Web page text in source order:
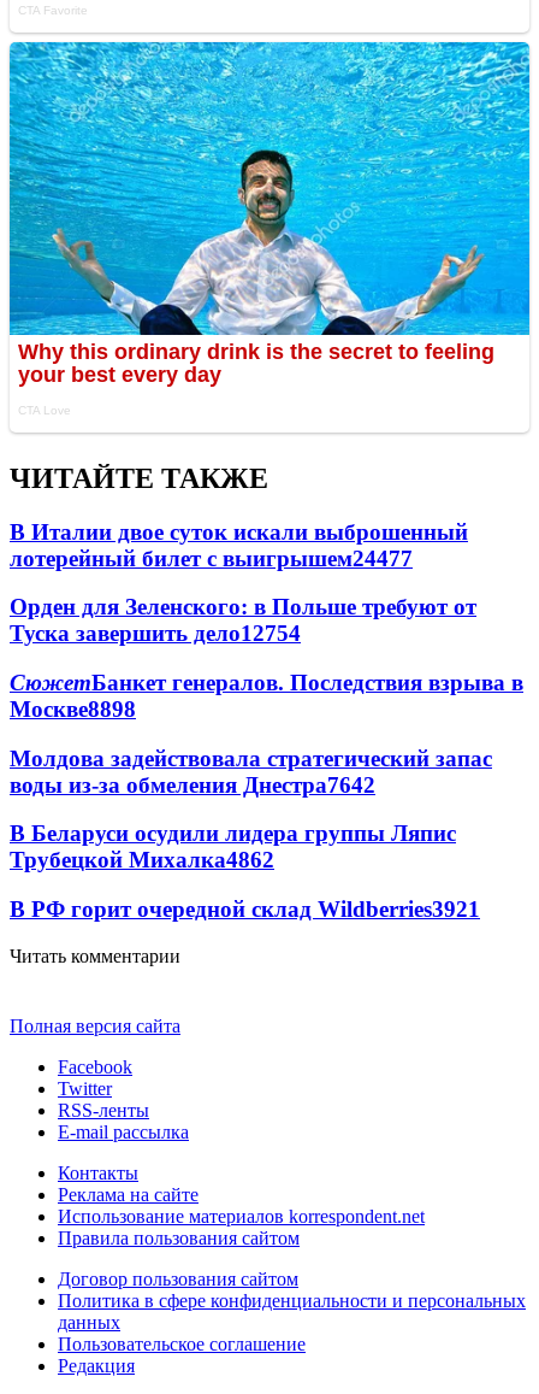
ЧИТАЙТЕ ТАКЖЕ
В Италии двое суток искали выброшенный
лотерейный билет с выигрышем24477
Орден для Зеленского: в Польше требуют от
Туска завершить дело12754
СюжетБанкет генералов. Последствия взрыва в
Москве8898
Молдова задействовала стратегический запас
воды из-за обмеления Днестра7642
В Беларуси осудили лидера группы Ляпис
Трубецкой Михалка4862
В РФ горит очередной склад Wildberries3921
Читать комментарии
Полная версия сайта
Facebook
Twitter
RSS-ленты
E-mail рассылка
Контакты
Реклама на сайте
Использование материалов korrespondent.net
Правила пользования сайтом
Договор пользования сайтом
Политика в сфере конфиденциальности и персональных
данных
Пользовательское соглашение
Редакция